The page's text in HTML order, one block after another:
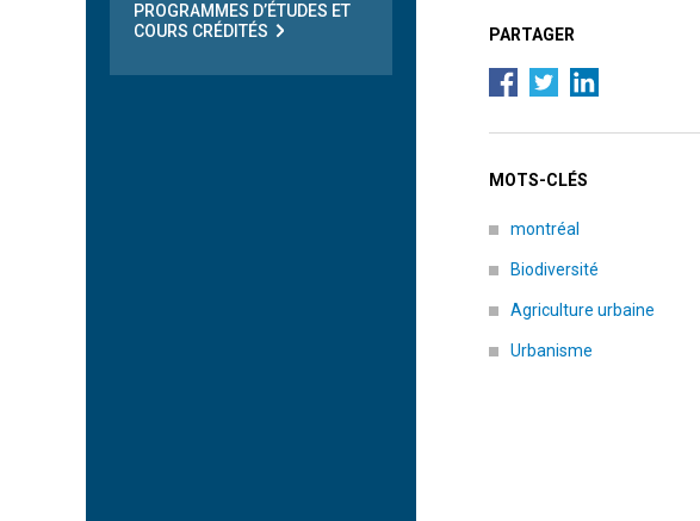
PARTAGER
MOTS-CLÉS
montréal
Biodiversité
Agriculture urbaine
Urbanisme
PROGRAMMES D’ÉTUDES ET
COURS CRÉDITÉS